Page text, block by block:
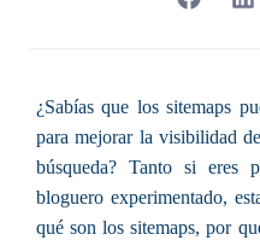
¿Sabías que los sitemaps
para mejorar la visibilidad
búsqueda? Tanto si eres
bloguero experimentado,
qué son los sitemaps, por